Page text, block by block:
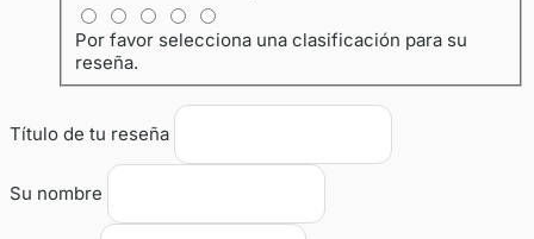
Por favor selecciona una clasificación para su
reseña.
Título de tu reseña
Su nombre